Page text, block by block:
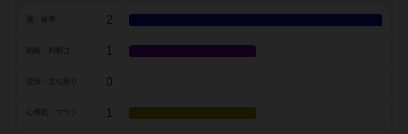
2
戦略・判断力 1
0
1